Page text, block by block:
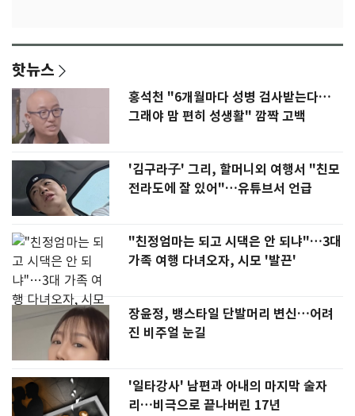
핫뉴스
홍석천 "6개월마다 성병 검사받는다…
그래야 맘 편히 성생활" 깜짝 고백
'김구라子' 그리, 할머니외 여행서 "친모
전라도에 잘 있어"…유튜브서 언급
"친정엄마는 되고 시댁은 안 되냐"…3대
가족 여행 다녀오자, 시모 '발끈'
장윤정, 뱅스타일 단발머리 변신…어려
진 비주얼 눈길
'일타강사' 남편과 아내의 마지막 술자
리…비극으로 끝나버린 17년